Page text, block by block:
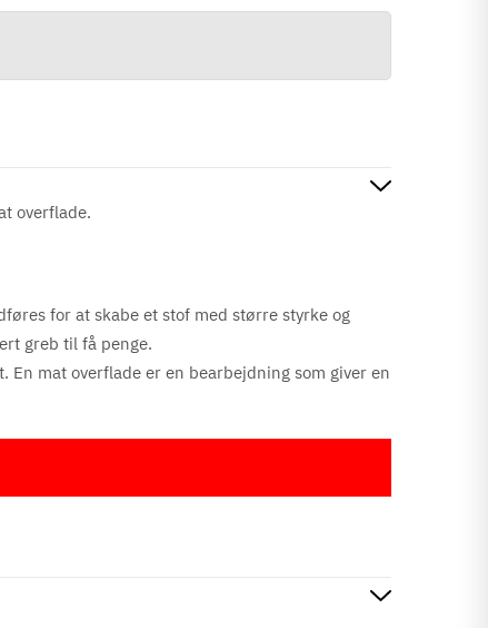
overflade.
for at skabe et stof med større styrke og
greb til få penge.
mat overflade er en bearbejdning som giver en